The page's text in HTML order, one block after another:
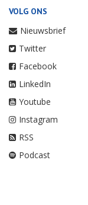
VOLG ONS
Nieuwsbrief
Twitter
Facebook
LinkedIn
Youtube
Instagram
RSS
Podcast